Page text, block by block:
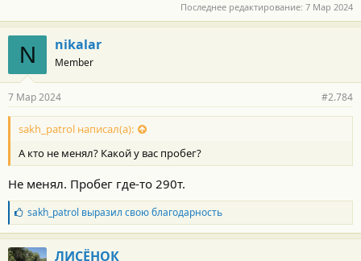
Последнее редактирование: 7 Мар 2024
N nikalar
Member
7 Мар 2024 #2.784
sakh_patrol написал(а):
А кто не менял? Какой у вас пробег?
Не менял. Пробег где-то 290т.
Б
л
а
г
sakh_patrol выразил свою благодарность
ЛИСЁНОК